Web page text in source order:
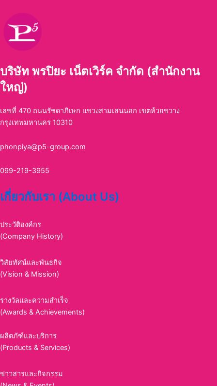
บริษัท พรปิยะ เน็ตเวิร์ค จำกัด (สำนักงาน
ใหญ่)
เลขที่ 470 ถนนรัชดาภิเษก แขวงสามเสนนอก เขตห้วยขวาง
กรุงเทพมหานคร 10310
phonpiya@p5-group.com
099-219-3955
เกี่ยวกับเรา (About Us)
ประวัติองค์กร
(Company History)
วิสัยทัศน์และพันธกิจ
(Vision & Mission)
รางวัลและความสำเร็จ
(Awards & Achievements)
ผลิตภัฑ์และบริการ
(Products & Services)
ข่าวสารและกิจกรรม